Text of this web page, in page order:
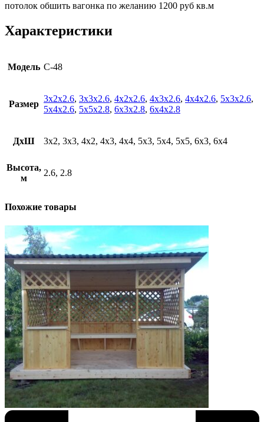
потолок обшить вагонка по желанию 1200 руб кв.м
Характеристики
Модель С-48
Размер
3х2х2.6, 3х3х2.6, 4х2х2.6, 4х3х2.6, 4х4х2.6, 5х3х2.6,
5х4х2.6, 5х5х2.8, 6х3х2.8, 6х4х2.8
ДхШ 3х2, 3х3, 4х2, 4х3, 4х4, 5х3, 5х4, 5х5, 6х3, 6х4
Высота,
м
2.6, 2.8
Похожие товары